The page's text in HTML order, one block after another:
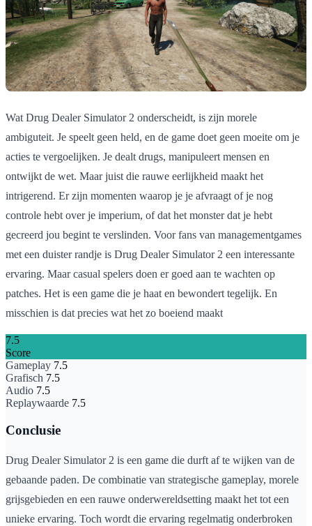
Wat Drug Dealer Simulator 2 onderscheidt, is zijn morele
ambiguteit. Je speelt geen held, en de game doet geen moeite om je
acties te vergoelijken. Je dealt drugs, manipuleert mensen en
ontwijkt de wet. Maar juist die rauwe eerlijkheid maakt het
intrigerend. Er zijn momenten waarop je je afvraagt of je nog
controle hebt over je imperium, of dat het monster dat je hebt
gecreerd jou begint te verslinden. Voor fans van managementgames
met een duister randje is Drug Dealer Simulator 2 een interessante
ervaring. Maar casual spelers doen er goed aan te wachten op
patches. Het is een game die je haat en bewondert tegelijk. En
misschien is dat precies wat het zo boeiend maakt
7.5
Score
Gameplay 7.5
Grafisch 7.5
Audio 7.5
Replaywaarde 7.5
Conclusie
Drug Dealer Simulator 2 is een game die durft af te wijken van de
gebaande paden. De combinatie van strategische gameplay, morele
grijsgebieden en een rauwe onderwereldsetting maakt het tot een
unieke ervaring. Toch wordt die ervaring regelmatig onderbroken